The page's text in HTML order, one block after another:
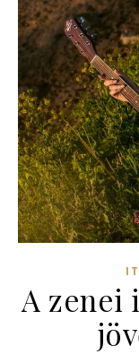
A zenei